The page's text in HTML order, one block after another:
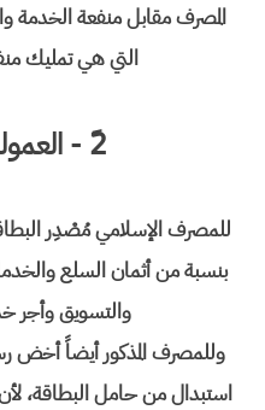
المصرف مقابل منفعة الخدمة
التي هي تمليك
2ً - العمولة والرسوم:
للمصرف الإسلامي مُصْدِر
بنسبة من أثمان السلع
والتسويق وأجر
وللمصرف المذكور أيضاً
استبدال من حامل البطاقة،